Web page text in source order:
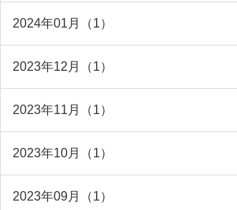
2024年01月（1）
2023年12月（1）
2023年11月（1）
2023年10月（1）
2023年09月（1）